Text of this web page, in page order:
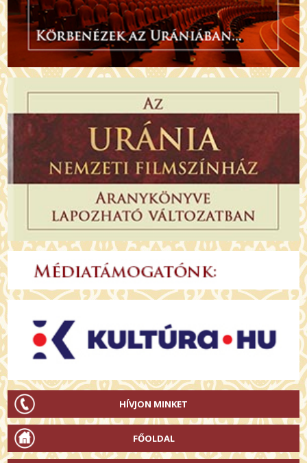
HÍVJON MINKET
FŐOLDAL